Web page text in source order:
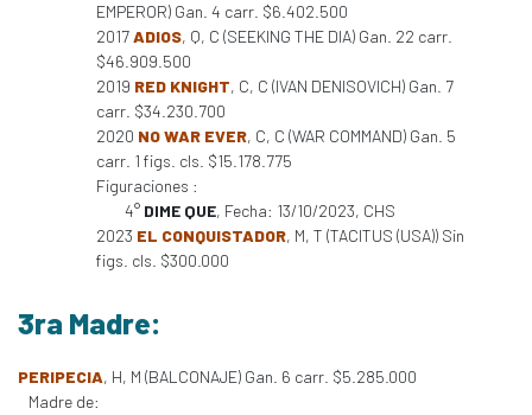
EMPEROR) Gan. 4 carr. $6.402.500
2017ADIOS, Q, C (SEEKING THE DIA) Gan. 22 carr.
$46.909.500
2019 RED KNIGHT, C, C (IVAN DENISOVICH) Gan. 7
carr. $34.230.700
2020 NO WAR EVER, C, C (WAR COMMAND) Gan. 5
carr. 1 figs. cls. $15.178.775
Figuraciones :
4° DIME QUE, Fecha: 13/10/2023, CHS
2023 EL CONQUISTADOR, M, T (TACITUS (USA)) Sin
figs. cls. $300.000
3ra Madre:
PERIPECIA, H, M (BALCONAJE) Gan. 6 carr. $5.285.000
Madre de: